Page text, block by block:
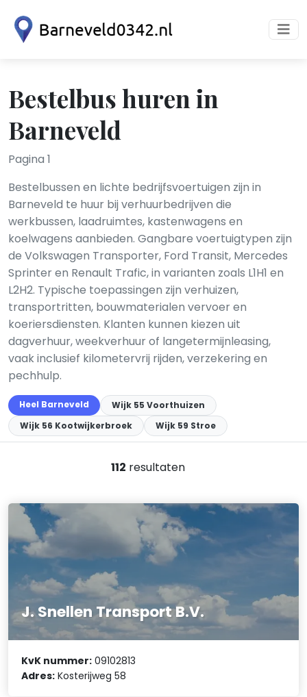
Bestelbus huren in
Barneveld
Pagina 1
Bestelbussen en lichte bedrijfsvoertuigen zijn in
Barneveld te huur bij verhuurbedrijven die
werkbussen, laadruimtes, kastenwagens en
koelwagens aanbieden. Gangbare voertuigtypen zijn
de Volkswagen Transporter, Ford Transit, Mercedes
Sprinter en Renault Trafic, in varianten zoals L1H1 en
L2H2. Typische toepassingen zijn verhuizen,
transportritten, bouwmaterialen vervoer en
koeriersdiensten. Klanten kunnen kiezen uit
dagverhuur, weekverhuur of langetermijnleasing,
vaak inclusief kilometervrij rijden, verzekering en
pechhulp.
Heel Barneveld
Wijk 55 Voorthuizen
Wijk 56 Kootwijkerbroek
Wijk 59 Stroe
112 resultaten
J. Snellen Transport B.V.
KvK nummer: 09102813
Adres: Kosterijweg 58